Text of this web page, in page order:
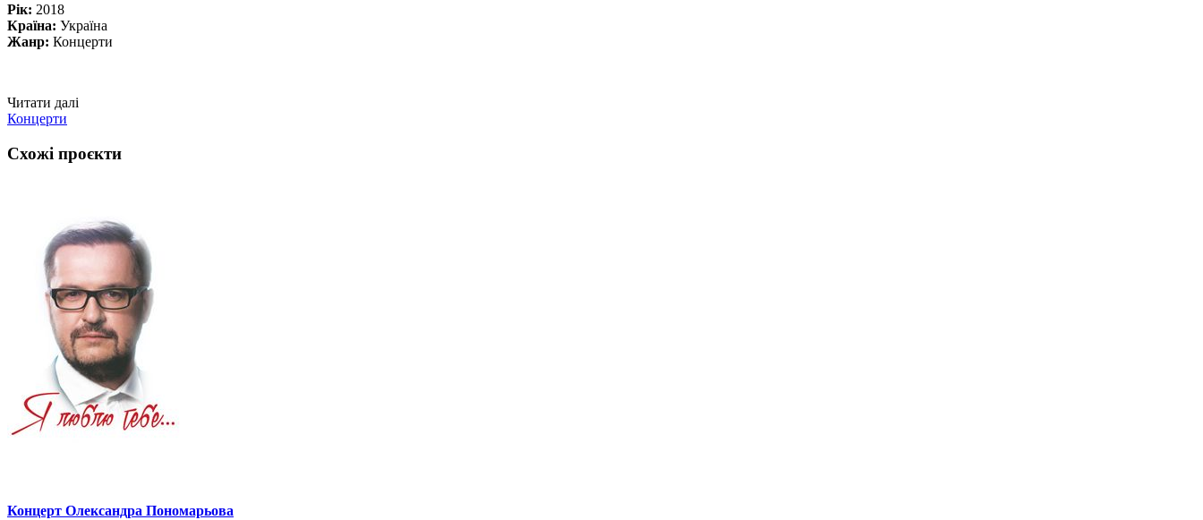
Рік: 2018
Країна: Україна
Жанр: Концерти
Читати далі
Концерти
Схожі проєкти
Концерт Олександра Пономарьова